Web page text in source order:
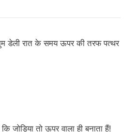
डेली रात के समय ऊपर की तरफ पत्थर
जोड़िया तो ऊपर वाला ही बनाता हैं!